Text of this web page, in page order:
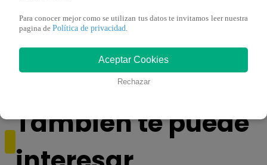
Muere exparticipante de La Voz Colombia
tras denunciar negligencia médica
de
También te puede
Para conocer mejor como se utilizan tus datos te invitamos leer nuestra
pagina de Política de privacidad
Aceptar Cookies
Rechazar